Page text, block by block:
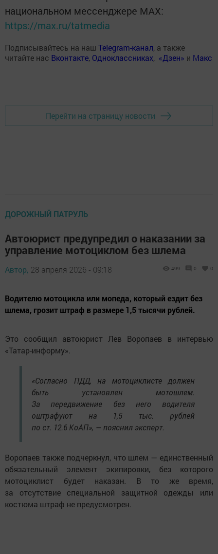
национальном мессенджере MАХ:
https://max.ru/tatmedia
Подписывайтесь на наш Telegram-канал, а также
читайте нас Вконтакте, Одноклассниках, «Дзен» и Макс
Перейти на страницу новости
ДОРОЖНЫЙ ПАТРУЛЬ
Автоюрист предупредил о наказании за
управление мотоциклом без шлема
Автор, 28 апреля 2026 - 09:18 499 0 0
Водителю мотоцикла или мопеда, который ездит без
шлема, грозит штраф в размере 1,5 тысячи рублей.
Это сообщил автоюрист Лев Воропаев в интервью
«Татар-информу».
«Согласно ПДД, на мотоциклисте должен
быть установлен мотошлем.
За передвижение без него водителя
оштрафуют на 1,5 тыс. рублей
по ст. 12.6 КоАП», — пояснил эксперт.
Воропаев также подчеркнул, что шлем — единственный
обязательный элемент экипировки, без которого
мотоциклист будет наказан. В то же время,
за отсутствие специальной защитной одежды или
костюма штраф не предусмотрен.